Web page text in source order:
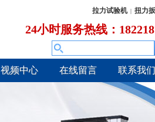
拉力试验机 | 扭力
24小时服务热线：
视频中心 在线留言 联系我们